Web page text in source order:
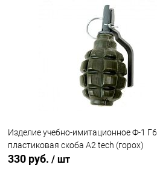
Изделие учебно-имитационное Ф-1 Г6
пластиковая скоба A2 tech (горох)
330 руб. / шт